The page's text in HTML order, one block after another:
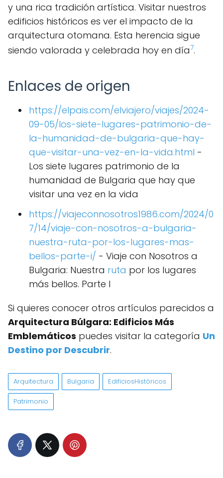
y una rica tradición artística. Visitar nuestros
edificios históricos es ver el impacto de la
arquitectura otomana. Esta herencia sigue
siendo valorada y celebrada hoy en día7.
Enlaces de origen
https://elpais.com/elviajero/viajes/2024-
09-05/los-siete-lugares-patrimonio-de-
la-humanidad-de-bulgaria-que-hay-
que-visitar-una-vez-en-la-vida.html -
Los siete lugares patrimonio de la
humanidad de Bulgaria que hay que
visitar una vez en la vida
https://viajeconnosotros1986.com/2024/0
7/14/viaje-con-nosotros-a-bulgaria-
nuestra-ruta-por-los-lugares-mas-
bellos-parte-i/ - Viaje con Nosotros a
Bulgaria: Nuestra ruta por los lugares
más bellos. Parte I
Si quieres conocer otros artículos parecidos a
Arquitectura Búlgara: Edificios Más
Emblemáticos puedes visitar la categoría Un
Destino por Descubrir.
Arquitectura Bulgaria EdificiosHistóricos
Patrimonio